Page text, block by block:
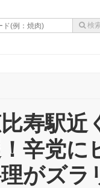
寿駅近
辛党に
がズラ